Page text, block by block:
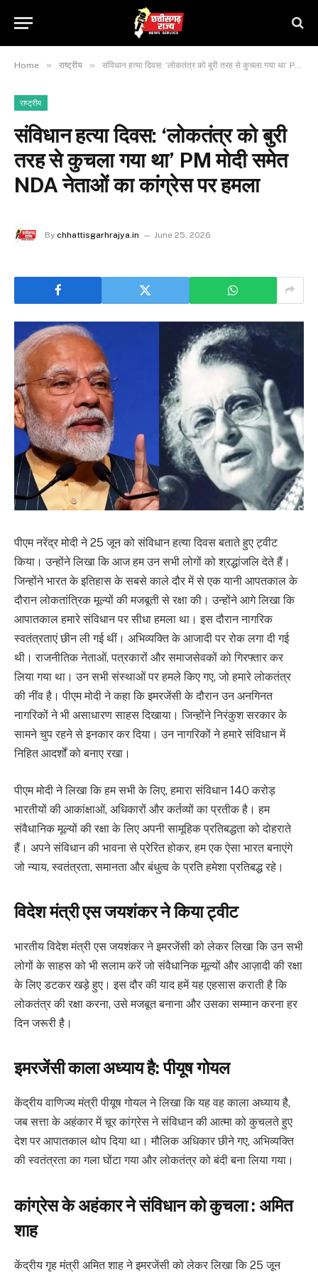
Home » राष्ट्रीय » संविधान हत्या दिवस: ‘लोकतंत्र को बुरी तरह से कुचला गया था’ PM मोदी समेत NDA नेताओं का कांग्रेस पर हमला
राष्ट्रीय
संविधान हत्या दिवस: ‘लोकतंत्र को बुरी
तरह से कुचला गया था’ PM मोदी समेत
NDA नेताओं का कांग्रेस पर हमला
By chhattisgarhrajya.in June 25, 2026
पीएम नरेंद्र मोदी ने 25 जून को संविधान हत्या दिवस बताते हुए ट्वीट
किया। उन्होंने लिखा कि आज हम उन सभी लोगों को श्रद्धांजलि देते हैं।
जिन्होंने भारत के इतिहास के सबसे काले दौर में से एक यानी आपतकाल के
दौरान लोकतांत्रिक मूल्यों की मजबूती से रक्षा की। उन्होंने आगे लिखा कि
आपातकाल हमारे संविधान पर सीधा हमला था। इस दौरान नागरिक
स्वतंत्रताएं छीन ली गई थीं। अभिव्यक्ति के आजादी पर रोक लगा दी गई
थी। राजनीतिक नेताओं, पत्रकारों और समाजसेवकों को गिरफ्तार कर
लिया गया था। उन सभी संस्थाओं पर हमले किए गए, जो हमारे लोकतंत्र
की नींव है। पीएम मोदी ने कहा कि इमरजेंसी के दौरान उन अनगिनत
नागरिकों ने भी असाधारण साहस दिखाया। जिन्होंने निरंकुश सरकार के
सामने चुप रहने से इनकार कर दिया। उन नागरिकों ने हमारे संविधान में
निहित आदर्शों को बनाए रखा।
पीएम मोदी ने लिखा कि हम सभी के लिए, हमारा संविधान 140 करोड़
भारतीयों की आकांक्षाओं, अधिकारों और कर्तव्यों का प्रतीक है। हम
संवैधानिक मूल्यों की रक्षा के लिए अपनी सामूहिक प्रतिबद्धता को दोहराते
हैं। अपने संविधान की भावना से प्रेरित होकर, हम एक ऐसा भारत बनाएंगे
जो न्याय, स्वतंत्रता, समानता और बंधुत्व के प्रति हमेशा प्रतिबद्ध रहे।
विदेश मंत्री एस जयशंकर ने किया ट्वीट
भारतीय विदेश मंत्री एस जयशंकर ने इमरजेंसी को लेकर लिखा कि उन सभी
लोगों के साहस को भी सलाम करें जो संवैधानिक मूल्यों और आज़ादी की रक्षा
के लिए डटकर खड़े हुए। इस दौर की याद हमें यह एहसास कराती है कि
लोकतंत्र की रक्षा करना, उसे मजबूत बनाना और उसका सम्मान करना हर
दिन जरूरी है।
इमरजेंसी काला अध्याय है: पीयूष गोयल
केंद्रीय वाणिज्य मंत्री पीयूष गोयल ने लिखा कि यह वह काला अध्याय है,
जब सत्ता के अहंकार में चूर कांग्रेस ने संविधान की आत्मा को कुचलते हुए
देश पर आपातकाल थोप दिया था। मौलिक अधिकार छीने गए, अभिव्यक्ति
की स्वतंत्रता का गला घोंटा गया और लोकतंत्र को बंदी बना लिया गया।
कांग्रेस के अहंकार ने संविधान को कुचला : अमित
शाह
केंद्रीय गृह मंत्री अमित शाह ने इमरजेंसी को लेकर लिखा कि 25 जून